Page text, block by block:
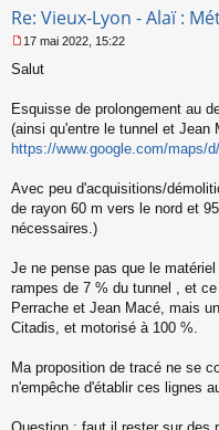
Re: Vieux-Lyon - Alaï :
e
s
a
g
e
o
n
l
u
17 mai 2022, 15:22
Salut
Esquisse de prolongement au
(ainsi qu'entre le tunnel et Jean
https://www.google.com/maps/
Avec peu d'acquisitions/
de rayon 60 m vers le nord et
nécessaires.)
Je ne pense pas que le
rampes de 7 % du tunnel , et
Perrache et Jean Macé, mais un
Citadis, et motorisé à 100 %.
Ma proposition de tracé ne se
n'empêche d'établir ces lignes